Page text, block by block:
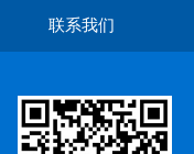
联系我们